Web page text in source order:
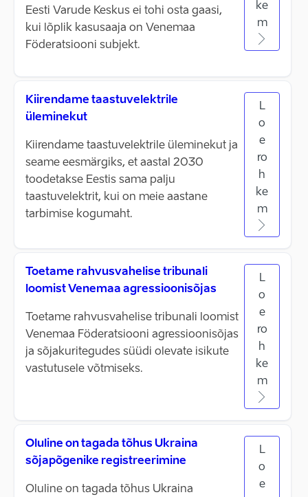
Eesti Varude Keskus ei tohi osta gaasi,
kui lõplik kasusaaja on Venemaa
Föderatsiooni subjekt.
ke
m
Kiirendame taastuvelektrile
üleminekut
Kiirendame taastuvelektrile üleminekut ja
seame eesmärgiks, et aastal 2030
toodetakse Eestis sama palju
taastuvelektrit, kui on meie aastane
tarbimise kogumaht.
L
o
e
ro
h
ke
m
Toetame rahvusvahelise tribunali
loomist Venemaa agressioonisõjas
Toetame rahvusvahelise tribunali loomist
Venemaa Föderatsiooni agressioonisõjas
ja sõjakuritegudes süüdi olevate isikute
vastutusele võtmiseks.
L
o
e
ro
h
ke
m
Oluline on tagada tõhus Ukraina
sõjapõgenike registreerimine
Oluline on tagada tõhus Ukraina
L
o
e